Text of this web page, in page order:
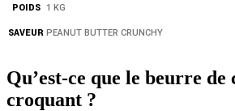
Food
Peanut
1kg
POIDS 1 KG
SAVEUR PEANUT BUTTER CRUNCHY
Qu’est-ce que le beurre de
croquant ?